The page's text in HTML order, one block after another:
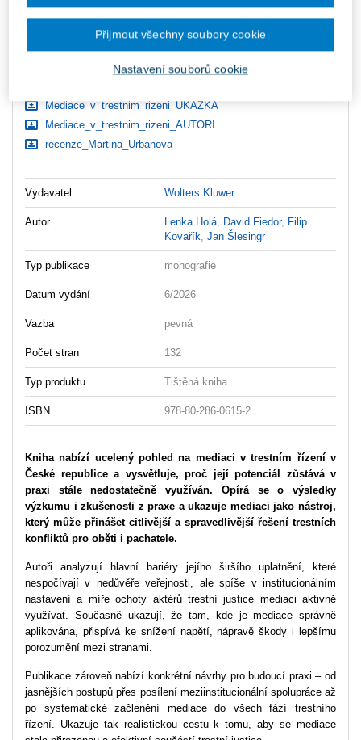
Ceny jsou včetně DPH
Ke stažení
Mediace_v_trestnim_rizeni_UKAZKA
Mediace_v_trestnim_rizeni_AUTORI
recenze_Martina_Urbanova
Vydavatel Wolters Kluwer
Autor Lenka Holá David Fiedor, Filip
Kovařík ,Jan Šlesingr
Typ publikace monografie
Datum vydání 6/2026
Vazba pevná
Počet stran 132
Typ produktu Tištěná kniha
ISBN 978-80-286-0615-2
Kniha nabízí ucelený pohled na mediaci v trestním řízení v
České republice a vysvětluje, proč její potenciál zůstává v
praxi stále nedostatečně využíván. Opírá se o výsledky
výzkumu i zkušenosti z praxe a ukazuje mediaci jako nástroj,
který může přinášet citlivější a spravedlivější řešení trestních
konfliktů pro oběti i pachatele.
Autoři analyzují hlavní bariéry jejího širšího uplatnění, které
nespočívají v nedůvěře veřejnosti, ale spíše v institucionálním
nastavení a míře ochoty aktérů trestní justice mediaci aktivně
využívat. Současně ukazují, že tam, kde je mediace správně
aplikována, přispívá ke snížení napětí, nápravě škody i lepšímu
porozumění mezi stranami.
Publikace zároveň nabízí konkrétní návrhy pro budoucí praxi – od
jasnějších postupů přes posílení meziinstitucionální spolupráce až
po systematické začlenění mediace do všech fází trestního
řízení. Ukazuje tak realistickou cestu k tomu, aby se mediace
Nastavení souborů cookie
Přijmout všechny soubory cookie